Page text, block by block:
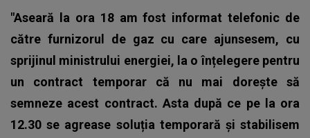
"Aseară la ora 18 am fost informat telefonic de
către furnizorul de gaz cu care ajunsesem, cu
sprijinul ministrului energiei, la o înțelegere pentru
un contract temporar că nu mai dorește să
semneze acest contract. Asta după ce pe la ora
12.30 se agrease soluția temporară și stabilisem